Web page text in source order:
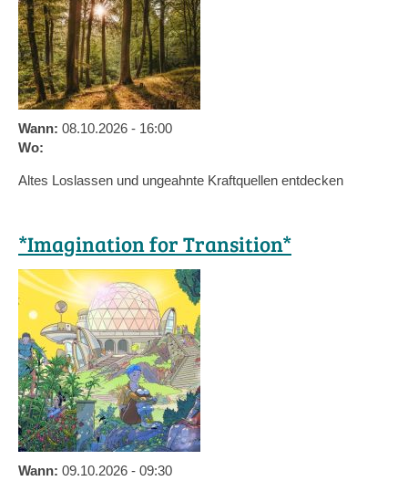
Wann: 08.10.2026 - 16:00
Wo:
Altes Loslassen und ungeahnte Kraftquellen entdecken
*Imagination for Transition*
Wann: 09.10.2026 - 09:30